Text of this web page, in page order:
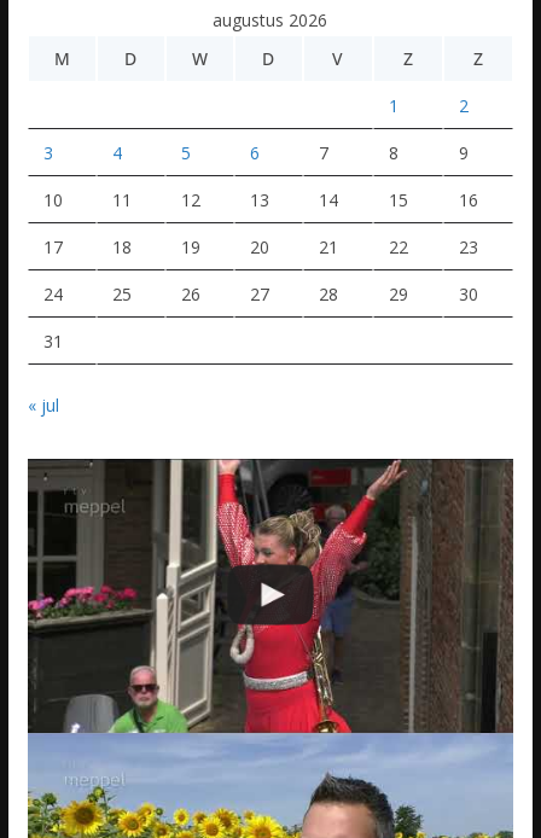
augustus 2026
M
D W D V Z Z
1 2
3 4 5 6 7 8 9
10 11 12 13 14 15 16
17 18 19 20 21 22 23
24 25 26 27 28 29 30
31
« jul